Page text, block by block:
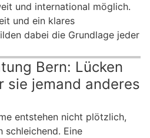
und international möglich.
und ein klares
dabei die Grundlage jeder
Bern: Lücken
sie jemand anderes
entstehen nicht plötzlich,
schleichend. Eine